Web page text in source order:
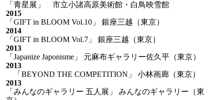
「青星展」 市立小諸高原美術館・白鳥映雪館
2015
「GIFT in BLOOM Vol.10」 銀座三越（東京）
2014
「GIFT in BLOOM Vol.7」 銀座三越（東京）
2013
「Japanize Japonisme」 元麻布ギャラリー佐久平（東京）
2013
「BEYOND THE COMPETITION」 小林画廊（東京）
2013
「みんなのギャラリー 五人展」 みんなのギャラリー（東